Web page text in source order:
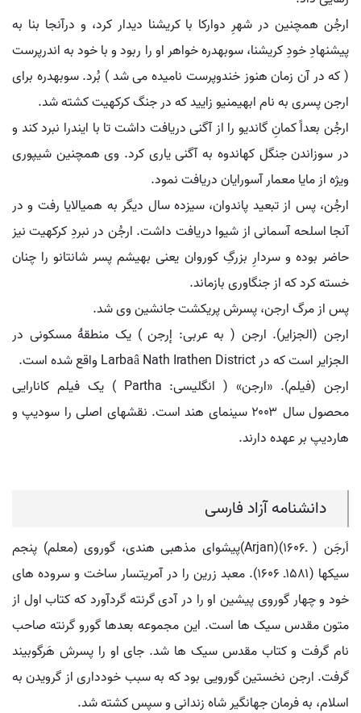
ارجُن همچنین در شهرِ دوارکا با کریشنا دیدار کرد، و درآنجا بنا به
پیشنهادِ خودِ کریشنا، سوبهدره خواهر او را ربود و با خود به اندرپرست
( که در آن زمان هنوز خندوپرست نامیده می شد ) بُرد. سوبهدره برای
ارجن پسری به نام ابهیمنیو زایید که در جنگ کرکهیت کشته شد.
ارجُن بعداً کمانِ گاندیو را از آگنی دریافت داشت تا با ایندرا نبرد کند و
در سوزاندن جنگل کهاندوه به آگنی یاری کرد. وی همچنین شیپوری
ویژه از مایا معمار آسورایان دریافت نمود.
ارجُن، پس از تبعید پاندوان، سیزده سال دیگر به همیالایا رفت و در
آنجا اسلحه آسمانی از شیوا دریافت داشت. ارجُن در نبردِ کرکهیت نیز
حاضر بوده و سردارِ بزرگِ کوروان یعنی بهیشم پسر شانتانو را چنان
خسته کرد که از جنگاوری بازماند.
پس از مرگ ارجن، پسرش پریکشت جانشین وی شد.
ارجن (الجزایر). ارجن ( به عربی: إرجن ) یک منطقهٔ مسکونی در
الجزایر است که در Larbaâ Nath Irathen District واقع شده است.
ارجن (فیلم). «ارجن» ( انگلیسی: Partha ) یک فیلم کانارایی
محصول سال ۲۰۰۳ سینمای هند است. نقشهای اصلی را سودیپ و
هاردیپ بر عهده دارند.
دانشنامه آزاد فارسی
اَرجَن ( ـ۱۶۰۶)(Arjan)پیشوای مذهبی هندی، گوروی (معلم) پنجم
سیکها (۱۵۸۱ـ ۱۶۰۶). معبد زرین را در آمریتسار ساخت و سروده های
خود و چهار گوروی پیشین او را در آدی گرنته گردآورد که کتاب اول از
متون مقدس سیک ها است. این مجموعه بعدها گورو گرنته صاحب
نام گرفت و کتاب مقدس سیک ها شد. جای او را پسرش هَرگوبیند
گرفت. ارجن نخستین گورویی بود که به سبب خودداری از گرویدن به
اسلام، به فرمان جهانگیر شاه زندانی و سپس کشته شد.